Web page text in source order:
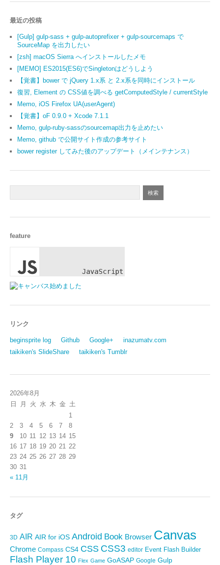
最近の投稿
[Gulp] gulp-sass + gulp-autoprefixer + gulp-sourcemaps で
SourceMap を出力したい
[zsh] macOS Sierra へインストールしたメモ
[MEMO] ES2015(ES6)でSingletonはどうしよう
【覚書】bower で jQuery 1.x系 と 2.x系を同時にインストール
復習, Element の CSS値を調べる getComputedStyle / currentStyle
Memo, iOS Firefox UA(userAgent)
【覚書】oF 0.9.0 + Xcode 7.1.1
Memo, gulp-ruby-sassのsourcemap出力を止めたい
Memo, github で公開サイト作成の参考サイト
bower register してみた後のアップデート（メインテナンス）
feature
リンク
beginsprite log Github Google+
inazumatv.com
taikiken's SlideShare
taikiken's Tumblr
2026年8月
日
月 火 水 木 金 土
1
2
3 4 5 6 7
8
9
10 11 12 13 14 15
16 17 18 19 20 21 22
23 24 25 26 27 28 29
30 31
« 11月
タグ
3D AIR AIR for iOS Android Book Browser Canvas
Chrome Compass CS4 CSS CSS3 editor Event Flash Builder
Flash Player 10 Flex Game GoASAP Google Gulp